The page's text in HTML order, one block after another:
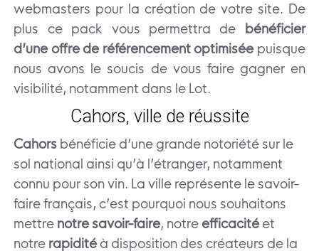
webmasters pour la création de votre site. De
plus ce pack vous permettra de bénéficier
d’une offre de référencement optimiséepuisque
nous avons le soucis de vous faire gagner en
visibilité, notamment dans le Lot.
Cahors, ville de réussite
Cahors bénéficie d’une grande notoriété sur le
sol national ainsi qu’à l’étranger, notamment
connu pour son vin. La ville représente le savoir-
faire français, c’est pourquoi nous souhaitons
mettre notre savoir-faire, notre efficacitéet
notre rapiditéà disposition des créateurs de la